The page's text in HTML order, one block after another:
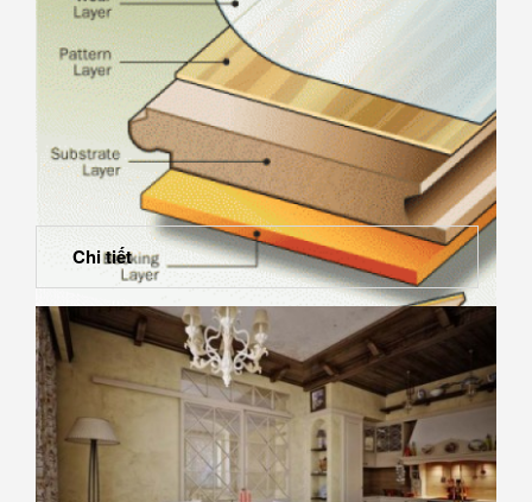
Gỗ công nghiệp có hại cho sức khỏe con người?
Chi tiết